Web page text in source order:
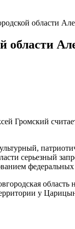
области
Громский
серьезный
у